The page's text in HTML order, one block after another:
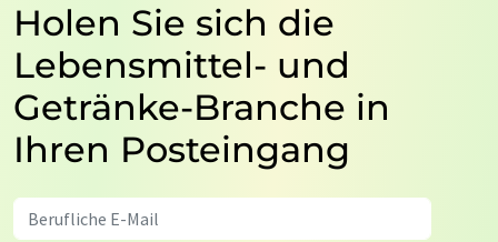
Holen Sie sich die
Lebensmittel- und
Getränke-Branche in
Ihren Posteingang